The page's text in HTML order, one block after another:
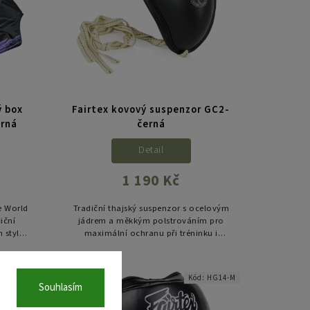
Souhlasím
box
World
stylu.
Fairtex kovový suspenzor GC2-
černá
1 190 Kč
Detail
Tradiční thajský suspenzor s ocelovým
jádrem a měkkým polstrováním pro
maximální ochranu při tréninku i
bojových...
Kód: HG14-M